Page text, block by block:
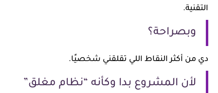
التقنية.
وبصراحة؟
دي من أكثر النقاط اللي تقلقني شخصيًا.
لأن المشروع بدا وكأنه “نظام مغلق”